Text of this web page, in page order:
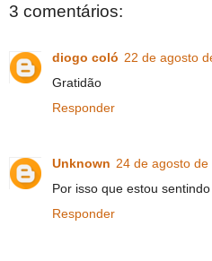
3 comentários:
diogo coló 22 de agosto
Gratidão
Responder
Unknown 24 de agosto
Por isso que estou sentindo
Responder